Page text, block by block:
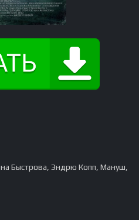
Быстрова, Эндрю Копп, Мануш,